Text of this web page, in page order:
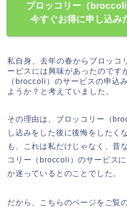
ブロッコリー（
今すぐお得に申し込み
私自身、去年の春からブロッコ
ービスには興味があったのです
（broccoli）のサービスの申込
ようか？と考えていました。
その理由は、ブロッコリー（
し込みをした後に後悔をしたく
も、これは私だけじゃなく、昔
コリー（broccoli）のサービス
か迷っているとのことでした。
だから、こちらのページをご覧